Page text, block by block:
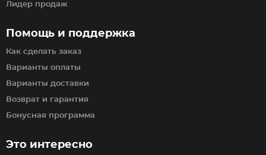
Помощь и поддержка
Как сделать заказ
Варианты оплаты
Варианты доставки
Возврат и гарантия
Бонусная программа
Лидер продаж
Это интересно